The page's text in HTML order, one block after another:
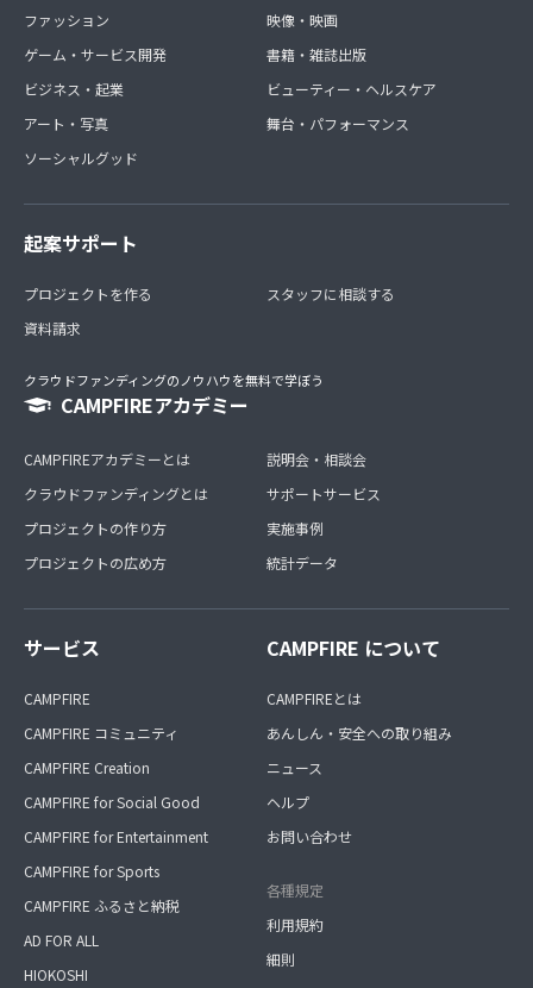
ファッション
ゲーム・サービス開発
ビジネス・起業
アート・写真
ソーシャルグッド
映像・映画
書籍・雑誌出版
ビューティー・ヘルスケア
舞台・パフォーマンス
起案サポート
プロジェクトを作る
資料請求
スタッフに相談する
クラウドファンディングのノウハウを無料で学ぼう
CAMPFIREアカデミー
CAMPFIREアカデミーとは
クラウドファンディングとは
プロジェクトの作り方
プロジェクトの広め方
説明会・相談会
サポートサービス
実施事例
統計データ
サービス
CAMPFIRE
CAMPFIRE コミュニティ
CAMPFIRE Creation
CAMPFIRE for Social Good
CAMPFIRE for Entertainment
CAMPFIRE for Sports
CAMPFIRE ふるさと納税
AD FOR ALL
HIOKOSHI
CAMPFIRE について
CAMPFIREとは
あんしん・安全への取り組み
ニュース
ヘルプ
お問い合わせ
各種規定
利用規約
細則